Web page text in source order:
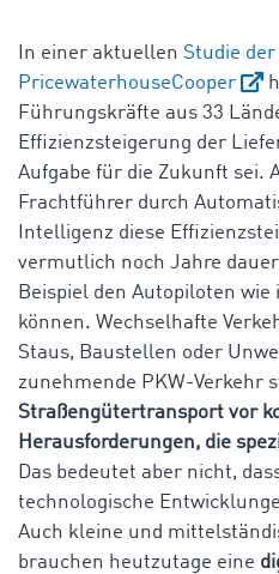
In einer aktuellen Studie
PricewaterhouseCooper
Führungskräfte aus 33
Effizienzsteigerung der
Aufgabe für die Zukunft sei.
Frachtführer durch
Intelligenz diese
vermutlich noch Jahre
Beispiel den Autopiloten
können. Wechselhafte
Staus, Baustellen oder
zunehmende PKW-Verkehr
Straßengütertransport vor
Herausforderungen, die
Das bedeutet aber nicht,
technologische
Auch kleine und
brauchen heutzutage eine